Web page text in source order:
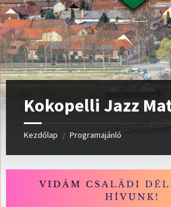
Kokopelli Jazz
Kezdőlap / Programajánló